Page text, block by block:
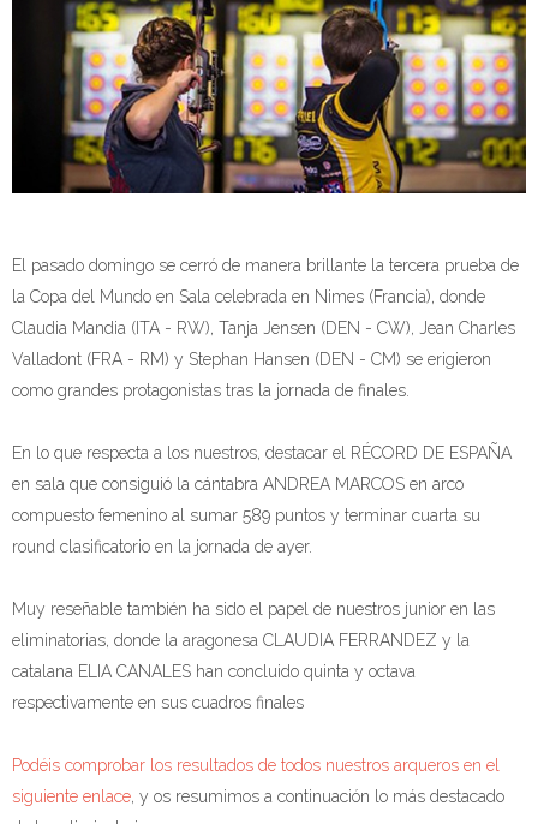
El pasado domingo se cerró de manera brillante la tercera prueba de
la Copa del Mundo en Sala celebrada en Nimes (Francia), donde
Claudia Mandia (ITA - RW), Tanja Jensen (DEN - CW), Jean Charles
Valladont (FRA - RM) y Stephan Hansen (DEN - CM) se erigieron
como grandes protagonistas tras la jornada de finales.
En lo que respecta a los nuestros, destacar el RÉCORD DE ESPAÑA
en sala que consiguió la cántabra ANDREA MARCOS en arco
compuesto femenino al sumar 589 puntos y terminar cuarta su
round clasificatorio en la jornada de ayer.
Muy reseñable también ha sido el papel de nuestros junior en las
eliminatorias, donde la aragonesa CLAUDIA FERRANDEZ y la
catalana ELIA CANALES han concluido quinta y octava
respectivamente en sus cuadros finales
Podéis comprobar los resultados de todos nuestros arqueros en el
siguiente enlace , y os resumimos a continuación lo más destacado